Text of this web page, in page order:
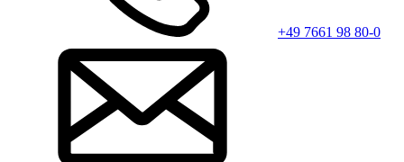
+49 7661 98 80-0